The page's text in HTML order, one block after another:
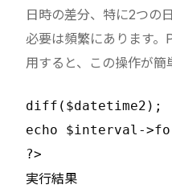
日時の差分、特に2つの
必要は頻繁にあります
用すると、この操作が簡
diff($datetime2);
echo $interval-
実行結果